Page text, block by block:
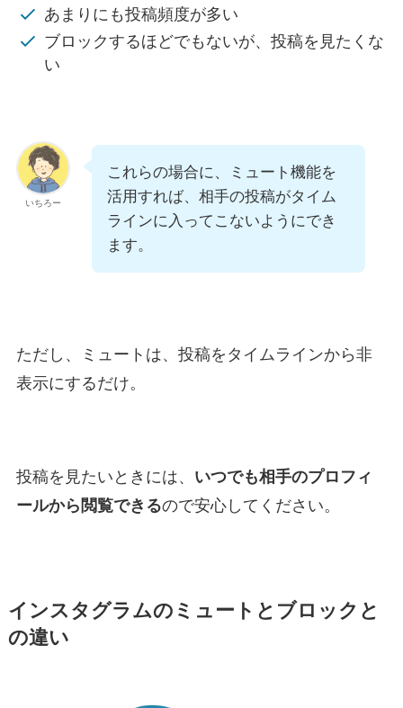
あまりにも投稿頻度が多い
ブロックするほどでもないが、投稿を見たくな
い
いちろー
これらの場合に、ミュート機能を
活用すれば、相手の投稿がタイム
ラインに入ってこないようにでき
ます。
ただし、ミュートは、投稿をタイムラインから非
表示にするだけ。
投稿を見たいときには、 いつでも相手のプロフィ
ールから閲覧できるので安心してください。
インスタグラムのミュートとブロックと
の違い